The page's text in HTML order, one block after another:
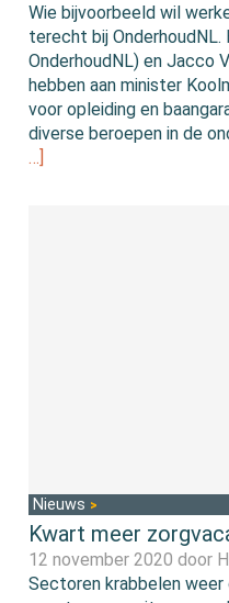
Wie bijvoorbeeld wil
terecht bij OnderhoudNL.
OnderhoudNL) en Jacco
hebben aan minister
voor opleiding en
diverse beroepen in de
…]
Nieuws
Kwart meer
12 november 2020 door
Sectoren krabbelen